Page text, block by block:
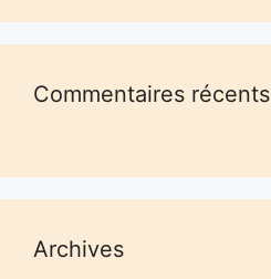
Commentaires récents
Archives